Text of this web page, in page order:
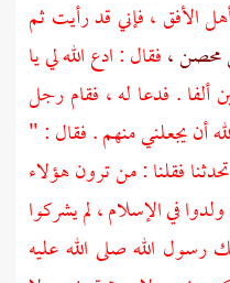
الأفق ، فإني قد رأيت ثم
محصن ،فقال : ادع الله لي يا
ألفا . فدعا له ، فقام رجل
أن يجعلني منهم . فقال : "
فقلنا : من ترون هؤلاء
في الإسلام ، لم يشركوا
رسول الله صلى الله عليه